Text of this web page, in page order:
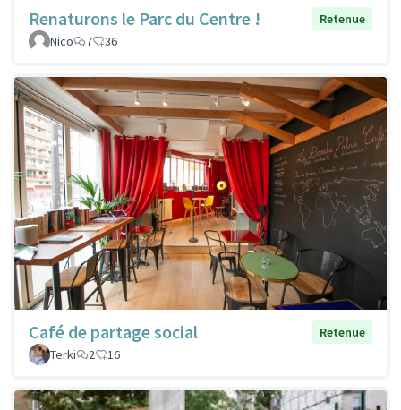
Renaturons le Parc du Centre !
Retenue
Nico
7 36
Café de partage social
Retenue
Terki
2 16